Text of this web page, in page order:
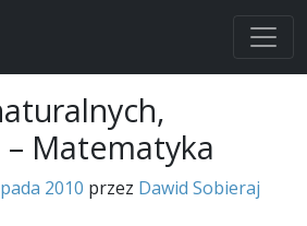
– Matematyka
2010 przez Dawid Sobieraj